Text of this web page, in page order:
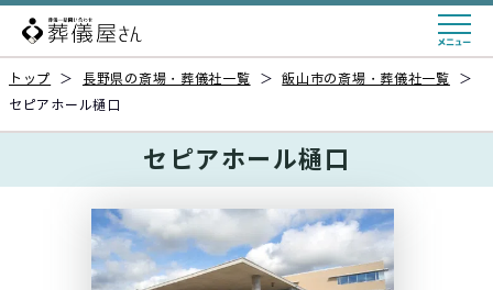
トップ ＞ 長野県の斎場・葬儀社一覧 ＞ 飯山市の斎場・葬儀社一覧
＞
セピアホール樋口
セピアホール樋口